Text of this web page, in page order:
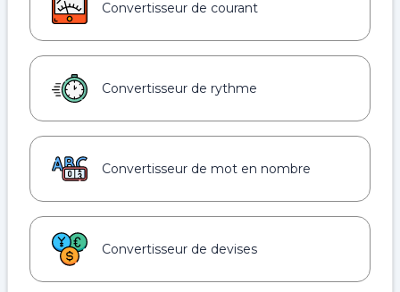
Convertisseur de courant
Convertisseur de rythme
Convertisseur de mot en nombre
Convertisseur de devises